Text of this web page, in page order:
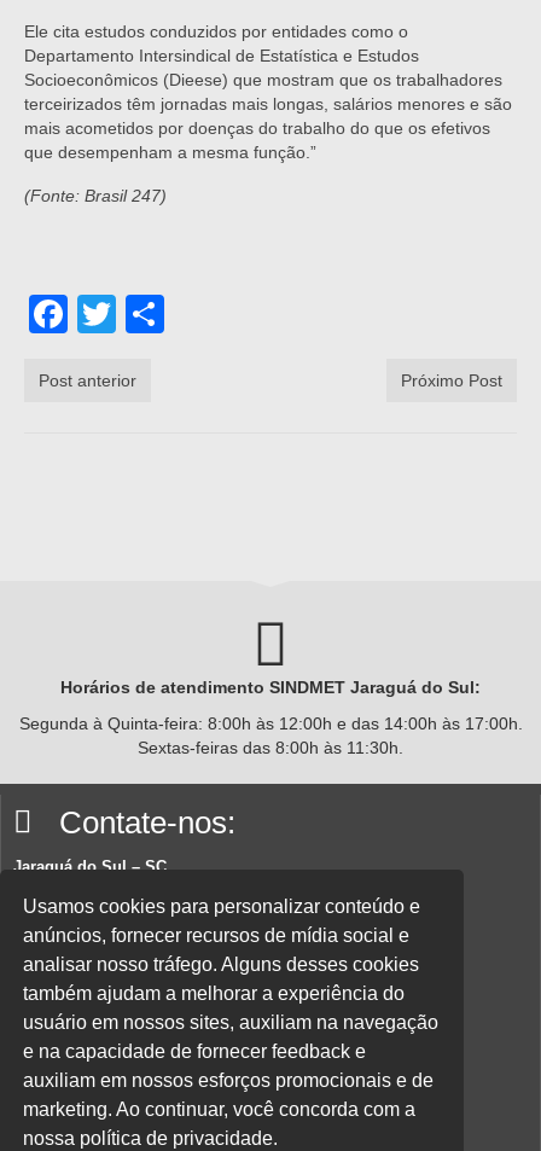
Ele cita estudos conduzidos por entidades como o
Departamento Intersindical de Estatística e Estudos
Socioeconômicos (Dieese) que mostram que os trabalhadores
terceirizados têm jornadas mais longas, salários menores e são
mais acometidos por doenças do trabalho do que os efetivos
que desempenham a mesma função.”
(Fonte: Brasil 247)
Facebook
Twitter
Post anterior Próximo Post
Horários de atendimento SINDMET Jaraguá do Sul:
Segunda à Quinta-feira: 8:00h às 12:00h e das 14:00h às 17:00h.
Sextas-feiras das 8:00h às 11:30h.
Contate-nos:
Jaraguá do Sul – SC
Rua João Planincheck, 157, Nova Brasília – CEP 89252-220.
E-mail:sindicatom@metalurgicosjaragua.com.br
Fone: (47) 3371-2100
Acesse nossa política de privacidade aqui.
Parceiros:
Usamos cookies para personalizar conteúdo e
anúncios, fornecer recursos de mídia social e
analisar nosso tráfego. Alguns desses cookies
também ajudam a melhorar a experiência do
usuário em nossos sites, auxiliam na navegação
e na capacidade de fornecer feedback e
auxiliam em nossos esforços promocionais e de
marketing. Ao continuar, você concorda com a
nossa política de privacidade.